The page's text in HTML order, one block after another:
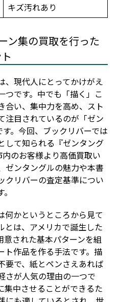
キズ汚れあり
ン集の買取を行った
、現代人にとってかけがえ
つです。中でも「描く」こ
合い、集中力を高め、スト
注目されているのが「ゼン
。今回、ブックリバーでは
して知られる『ゼンタング
のお客様より高価買取い
ゼンタングルの魅力や本書
クリバーの査定基準につい
何かというところから見て
とは、アメリカで誕生した
意された基本パターンを組
ト作品を作る手法です。描
要で、紙とペンさえあれば
さが人気の理由の一つで
集中させることができるた